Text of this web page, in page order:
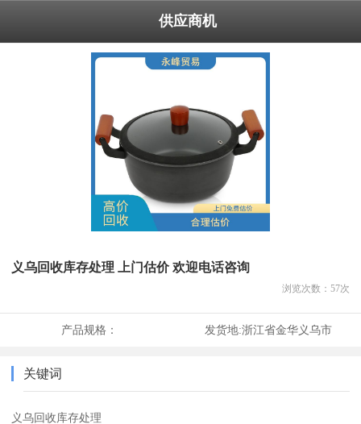
供应商机
义乌回收库存处理 上门估价 欢迎电话咨询
浏览次数： 57次
产品规格： 发货地:浙江省金华义乌市
关键词
义乌回收库存处理